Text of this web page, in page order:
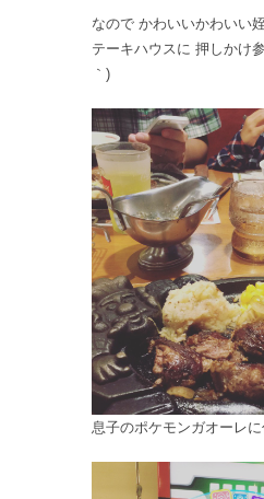
なので かわいいかわいい
テーキハウスに 押しかけ
｀)
息子のポケモンガオーレ